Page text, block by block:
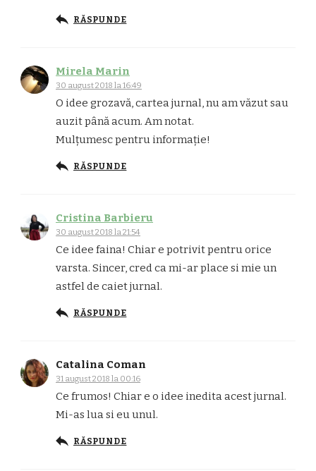
RĂSPUNDE
Mirela Marin
30 august 2018 la 16:49
O idee grozavă, cartea jurnal, nu am văzut sau
auzit până acum. Am notat.
Mulțumesc pentru informație!
RĂSPUNDE
Cristina Barbieru
30 august 2018 la 21:54
Ce idee faina! Chiar e potrivit pentru orice
varsta. Sincer, cred ca mi-ar place si mie un
astfel de caiet jurnal.
RĂSPUNDE
Catalina Coman
31 august 2018 la 00:16
Ce frumos! Chiar e o idee inedita acest jurnal.
Mi-as lua si eu unul.
RĂSPUNDE